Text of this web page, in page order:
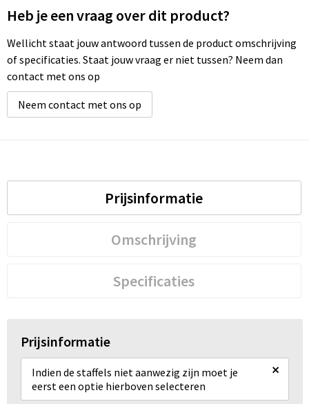
Heb je een vraag over dit product?
Wellicht staat jouw antwoord tussen de product omschrijving
of specificaties. Staat jouw vraag er niet tussen? Neem dan
contact met ons op
Neem contact met ons op
Prijsinformatie
Omschrijving
Specificaties
Prijsinformatie
Indien de staffels niet aanwezig zijn moet je
eerst een optie hierboven selecteren
×